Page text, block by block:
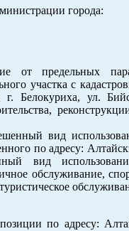
города:
от предельных
участка с
Белокуриха, ул.
вид
по адресу:
вид
обслуживание,
по адресу: